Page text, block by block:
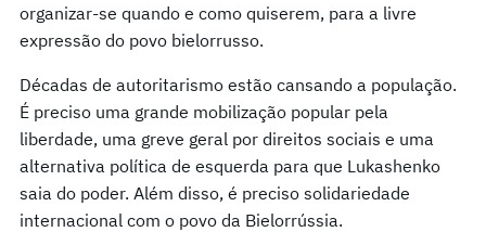
organizar-se quando e como quiserem, para a livre
expressão do povo bielorrusso.
Décadas de autoritarismo estão cansando a população.
É preciso uma grande mobilização popular pela
liberdade, uma greve geral por direitos sociais e uma
alternativa política de esquerda para que Lukashenko
saia do poder. Além disso, é preciso solidariedade
internacional com o povo da Bielorrússia.